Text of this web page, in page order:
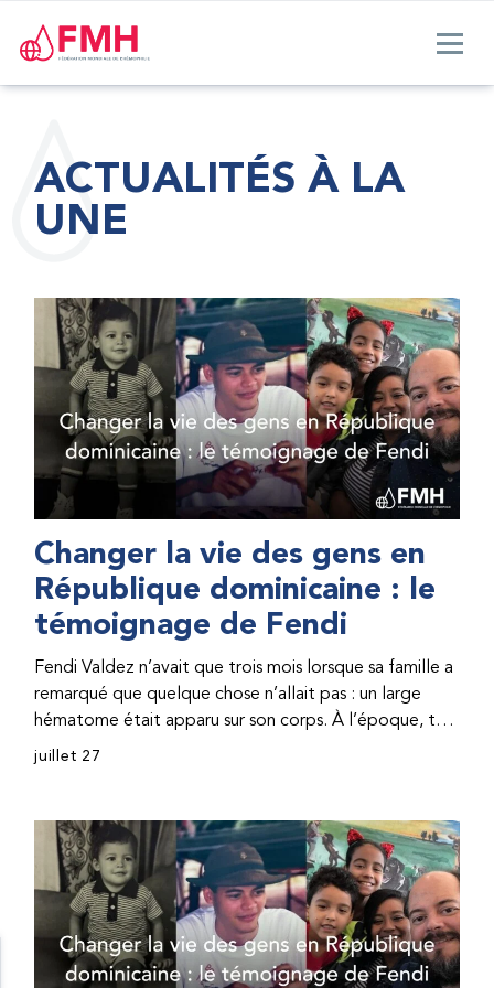
ACTUALITÉS À LA
UNE
Changer la vie des gens en
République dominicaine : le
témoignage de Fendi
Fendi Valdez n’avait que trois mois lorsque sa famille a
remarqué que quelque chose n’allait pas : un large
hématome était apparu sur son corps. À l’époque, très
peu de professionnel·les de santé de République
correct, le traitement était encore largement
indisponible. Les concentrés de facteur étaient chers
et difficiles à se procurer. Afin que son traitement dure
plus longtemps, Fendi prenait parfois une dose
inférieure à celle prescrite. À cause de ces soins limités,
il avait fréquemment des saignements, manquait
juillet 27